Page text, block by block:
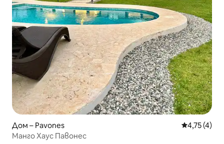
Дом – Pavones Средна
4,75 (4)
Манго Хаус Павонес